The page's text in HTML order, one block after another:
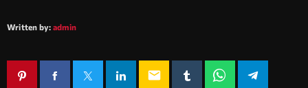
Written by: admin
email